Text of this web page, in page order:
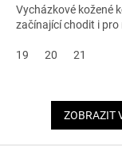
z
5
Vycházkové kožené
začínající chodit i pro
19 20 21
ZOBRAZIT